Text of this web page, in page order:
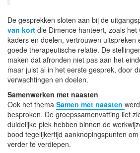
De gesprekken sloten aan bij de
van kort die Dimence hanteert, zoals
kaders en doelen, vertrouwen uitspreken
goede therapeutische relatie. De
maken dat afronden niet pas aan het
maar juist al in het eerste gesprek, door
verwachtingen en doelen.
Samenwerken met naasten
Ook het thema Samen met naasten
besproken. De groepssamenvatting liet
duidelijke plek hebben binnen de
bood tegelijkertijd aanknopingspunten
verder te verdiepen.